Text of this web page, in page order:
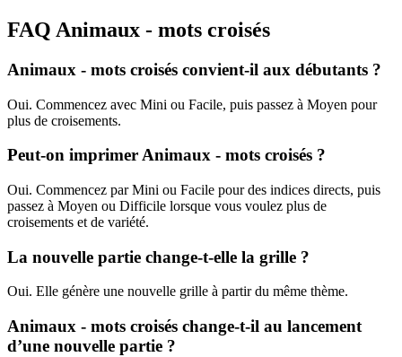
FAQ Animaux - mots croisés
Animaux - mots croisés convient-il aux débutants ?
Oui. Commencez avec Mini ou Facile, puis passez à Moyen pour
plus de croisements.
Peut-on imprimer Animaux - mots croisés ?
Oui. Commencez par Mini ou Facile pour des indices directs, puis
passez à Moyen ou Difficile lorsque vous voulez plus de
croisements et de variété.
La nouvelle partie change-t-elle la grille ?
Oui. Elle génère une nouvelle grille à partir du même thème.
Animaux - mots croisés change-t-il au lancement
d’une nouvelle partie ?